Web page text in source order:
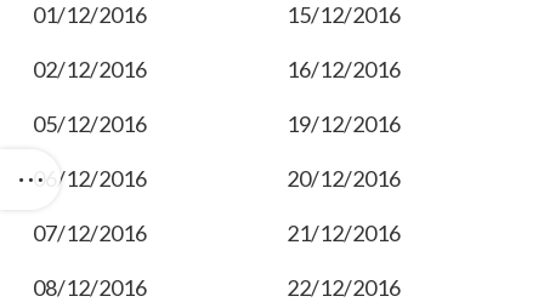
01/12/2016
02/12/2016
05/12/2016
06/12/2016
07/12/2016
08/12/2016
15/12/2016
16/12/2016
19/12/2016
20/12/2016
21/12/2016
22/12/2016